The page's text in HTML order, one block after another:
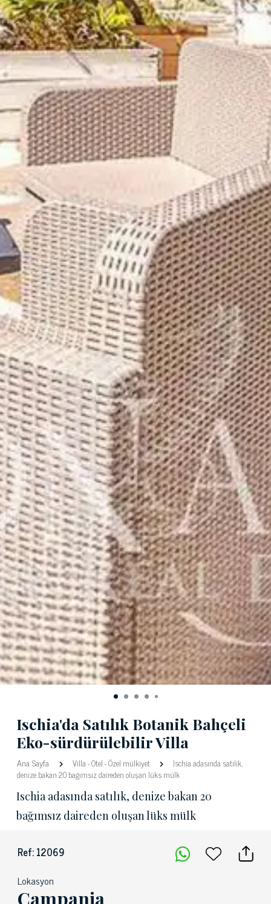
Ischia'da Satılık Botanik Bahçeli
Eko-sürdürülebilir Villa
Ana Sayfa Villa-Otel-Özel mülkiyet
Ischia adasında satılık,
denize bakan 20 bağımsız daireden oluşan lüks mülk
Ischia adasında satılık, denize bakan 20
bağımsız daireden oluşan lüks mülk
Ref: 12069
Lokasyon
Campania